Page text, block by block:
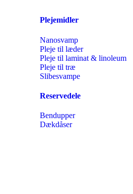
Plejemidler
Nanosvamp
Pleje til læder
Pleje til laminat & linoleum
Pleje til træ
Slibesvampe
Reservedele
Bendupper
Dækdåser